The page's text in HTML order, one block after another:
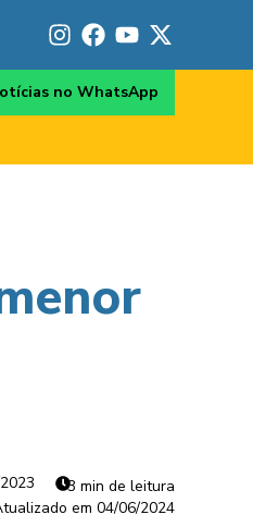
no WhatsApp
3 min de leitura
04/06/2024